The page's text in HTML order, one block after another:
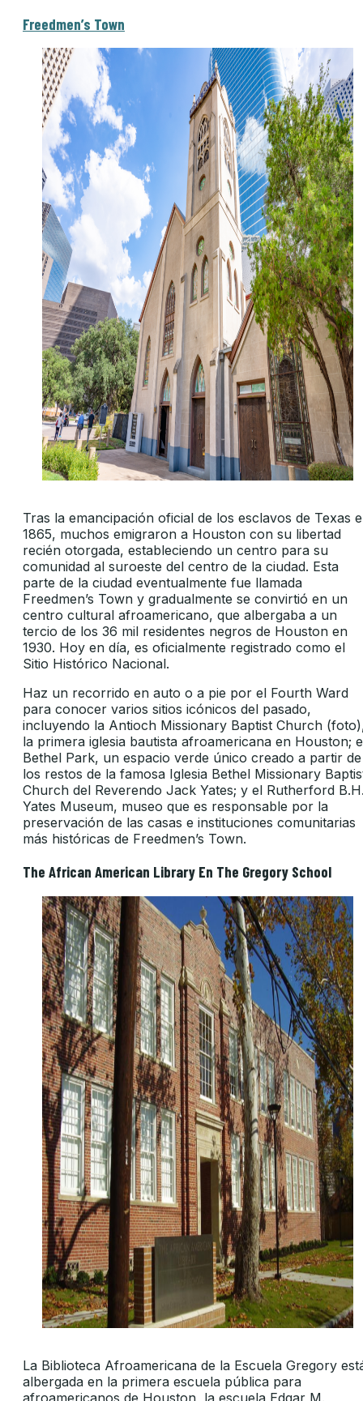
Freedmen’s Town
Tras la emancipación oficial de los esclavos de Texas
1865, muchos emigraron a Houston con su libertad
recién otorgada, estableciendo un centro para su
comunidad al suroeste del centro de la ciudad. Esta
parte de la ciudad eventualmente fue llamada
Freedmen’s Town y gradualmente se convirtió en un
centro cultural afroamericano, que albergaba a un
tercio de los 36 mil residentes negros de Houston en
1930. Hoy en día, es oficialmente registrado como el
Sitio Histórico Nacional.
Haz un recorrido en auto o a pie por el Fourth Ward
para conocer varios sitios icónicos del pasado,
incluyendo la Antioch Missionary Baptist Church
la primera iglesia bautista afroamericana en Houston;
Bethel Park, un espacio verde único creado a partir de
los restos de la famosa Iglesia Bethel Missionary
Church del Reverendo Jack Yates; y el Rutherford
Yates Museum, museo que es responsable por la
preservación de las casas e instituciones comunitarias
más históricas de Freedmen’s Town.
The African American Library En The Gregory School
La Biblioteca Afroamericana de la Escuela Gregory
albergada en la primera escuela pública para
afroamericanos de Houston, la escuela Edgar M.